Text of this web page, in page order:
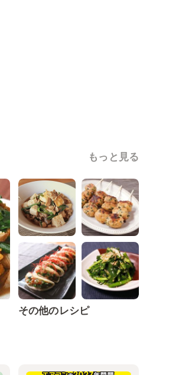
もっと見る
その他のレシピ